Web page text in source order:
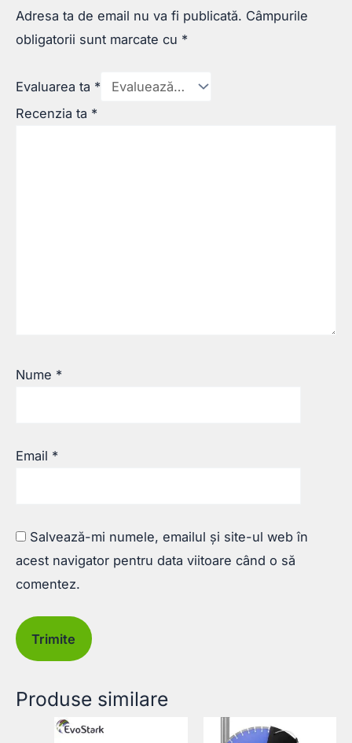
Adresa ta de email nu va fi publicată. Câmpurile
obligatorii sunt marcate cu *
Evaluarea ta *
Recenzia ta *
Nume *
Email *
Salvează-mi numele, emailul și site-ul web în
acest navigator pentru data viitoare când o să
comentez.
Produse similare